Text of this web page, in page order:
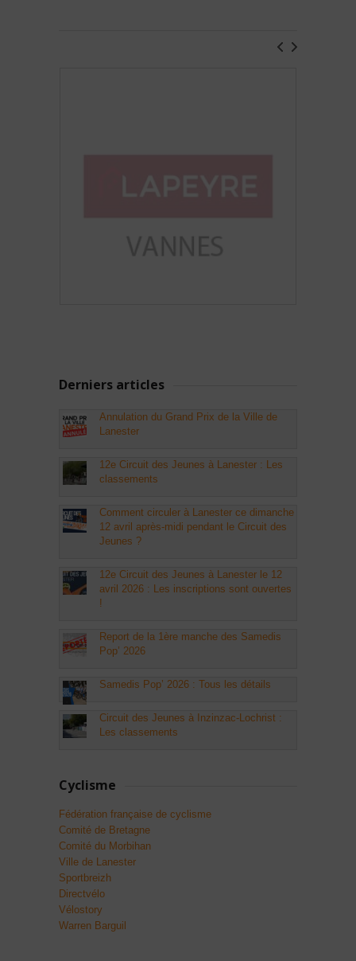
Derniers articles
Annulation du Grand Prix de la Ville de
Lanester
12e Circuit des Jeunes à Lanester : Les
classements
Comment circuler à Lanester ce dimanche
12 avril après-midi pendant le Circuit des
Jeunes ?
12e Circuit des Jeunes à Lanester le 12
avril 2026 : Les inscriptions sont ouvertes
!
Report de la 1ère manche des Samedis
Pop’ 2026
Samedis Pop’ 2026 : Tous les détails
Circuit des Jeunes à Inzinzac-Lochrist :
Les classements
Cyclisme
Fédération française de cyclisme
Comité de Bretagne
Comité du Morbihan
Ville de Lanester
Sportbreizh
Directvélo
Vélostory
Warren Barguil